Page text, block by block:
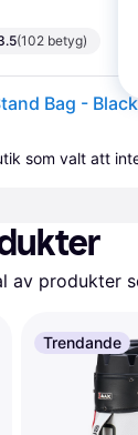
(102 betyg)
Bag -
som valt att
produkter
Trendande